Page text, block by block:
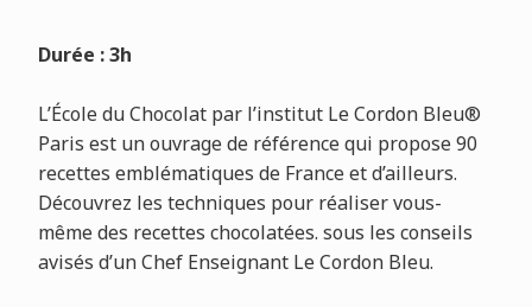
Durée : 3h
L’École du Chocolat par l’institut Le Cordon Bleu®
Paris est un ouvrage de référence qui propose 90
recettes emblématiques de France et d’ailleurs.
Découvrez les techniques pour réaliser vous-
même des recettes chocolatées. sous les conseils
avisés d’un Chef Enseignant Le Cordon Bleu.